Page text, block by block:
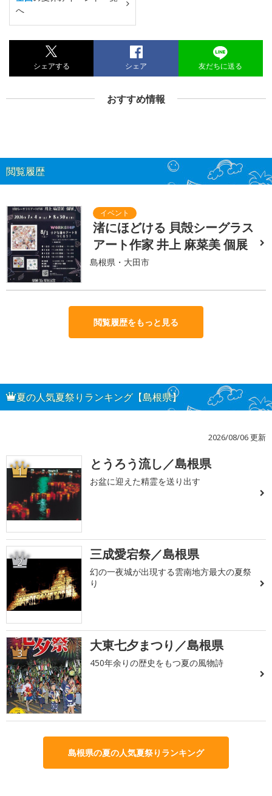
へ
シェアする シェア 友だちに送る
おすすめ情報
閲覧履歴
渚にほどける 貝殻シーグラス
アート作家 井上 麻菜美 個展
島根県・大田市
閲覧履歴をもっと見る
夏の人気夏祭りランキング【島根県】
2026/08/06 更新
1 とうろう流し／島根県
お盆に迎えた精霊を送り出す
2 三成愛宕祭／島根県
幻の一夜城が出現する雲南地方最大の夏祭
り
3 大東七夕まつり／島根県
450年余りの歴史をもつ夏の風物詩
島根県の夏の人気夏祭りランキング